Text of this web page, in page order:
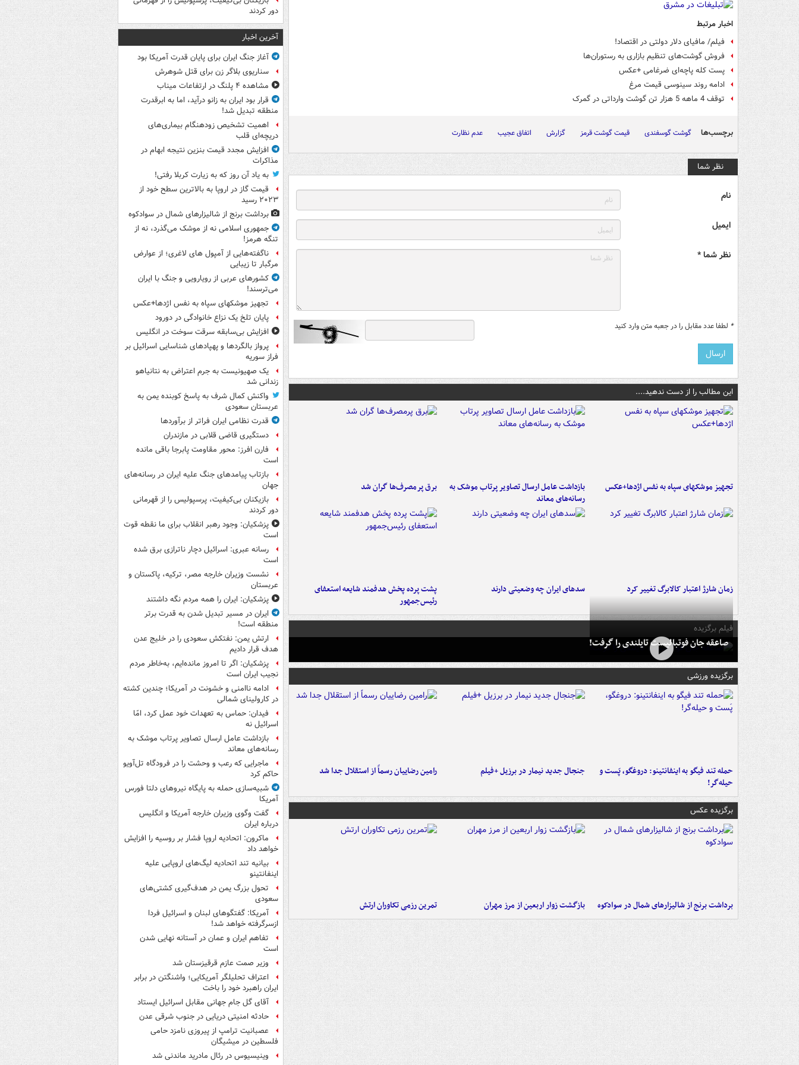
اخبار مرتبط
فیلم/ مافیای دلار دولتی در اقتصاد!
فروش گوشت‌های تنظیم بازاری به رستوران‌ها
پست کله پاچه‌ای ضرغامی +عکس
ادامه روند سینوسی قیمت مرغ
توقف 4 ماهه 5 هزار تن گوشت وارداتی در گمرک
برچسب‌ها گوشت گوسفندی قیمت گوشت قرمز گزارش اتفاق عجیب عدم نظارت
نظر شما
نام
ایمیل
نظر شما *
* لطفا عدد مقابل را در جعبه متن وارد کنید
این مطالب را از دست ندهید....
تجهیز موشکهای سپاه به نفس اژدها+عکس
بازداشت عامل ارسال تصاویر پرتاب موشک به
رسانه‌های معاند
برق پرمصرف‌ها گران شد
زمان شارژ اعتبار کالابرگ تغییر کرد سدهای ایران چه وضعیتی دارند
پشت پرده پخش هدفمند شایعه استعفای
رئیس‌جمهور
فیلم برگزیده
صاعقه جان فوتبالیست تایلندی را گرفت!
برگزیده ورزشی
حمله تند فیگو به اینفانتینو: دروغگو، پَست‌ و
حیله‌گر!
جنجال جدید نیمار در برزیل +فیلم رامین رضاییان رسماً از استقلال جدا شد
برگزیده عکس
برداشت برنج از شالیزارهای شمال در سوادکوه بازگشت زوار اربعین از مرز مهران تمرین رزمی تکاوران ارتش
دور کردند
آخرین اخبار
آغاز جنگ ایران برای پایان قدرت آمریکا بود
سناریوی بلاگر زن برای قتل شوهرش
مشاهده ۴ پلنگ در ارتفاعات میناب
قرار بود ایران به زانو درآید، اما به ابرقدرت
منطقه تبدیل شد!
اهمیت تشخیص زودهنگام بیماری‌های
دریچه‌ای قلب
افزایش مجدد قیمت بنزین نتیجه ابهام در
مذاکرات
به یاد آن روز که به زیارت کربلا رفتی!
قیمت گاز در اروپا به بالاترین سطح خود از
۲۰۲۳ رسید
برداشت برنج از شالیزارهای شمال در سوادکوه
جمهوری اسلامی نه از موشک می‌گذرد، نه از
تنگه هرمز!
ناگفته‌هایی از آمپول های لاغری؛ از عوارض
مرگبار تا زیبایی
کشورهای عربی از رویارویی و جنگ با ایران
می‌ترسند!
تجهیز موشکهای سپاه به نفس اژدها+عکس
پایان تلخ یک نزاع خانوادگی در دورود
افزایش بی‌سابقه سرقت سوخت در انگلیس
پرواز بالگردها و پهپادهای شناسایی اسرائیل بر
فراز سوریه
یک صهیونیست به جرم اعتراض به نتانیاهو
زندانی شد
واکنش کمال شرف به پاسخ کوبنده یمن به
عربستان سعودی
قدرت نظامی ایران فراتر از برآوردها
دستگیری قاضی قلابی در مازندران
فارن افرز: محور مقاومت پابرجا باقی مانده
است
بازتاب پیامدهای جنگ علیه ایران در رسانه‌های
جهان
بازیکنان بی‌کیفیت، پرسپولیس را از قهرمانی
دور کردند
پزشکیان: وجود رهبر انقلاب برای ما نقطه قوت
است
رسانه عبری: اسرائیل دچار ناترازی برق شده
است
نشست وزیران خارجه مصر، ترکیه، پاکستان و
عربستان
پزشکیان: ایران را همه مردم نگه داشتند
ایران در مسیر تبدیل شدن به قدرت برتر
منطقه است!
ارتش یمن: نفتکش سعودی را در خلیج عدن
هدف قرار دادیم
پزشکیان: اگر تا امروز مانده‌ایم، به‌خاطر مردم
نجیب ایران است
ادامه ناامنی و خشونت در آمریکا؛ چندین کشته
در کارولینای شمالی
فیدان: حماس به تعهدات خود عمل کرد، امّا
اسرائیل نه
بازداشت عامل ارسال تصاویر پرتاب موشک به
رسانه‌های معاند
ماجرایی که رعب و وحشت را در فرودگاه تل‌آویو
حاکم کرد
شبیه‌سازی حمله به پایگاه نیروهای دلتا فورس
آمریکا
گفت وگوی وزیران خارجه آمریکا و انگلیس
درباره ایران
ماکرون: اتحادیه اروپا فشار بر روسیه را افزایش
خواهد داد
بیانیه تند اتحادیه لیگ‌های اروپایی علیه
اینفانتینو
تحول بزرگ یمن در هدف‌گیری کشتی‌های
سعودی
آمریکا: گفتگوهای لبنان و اسرائیل فردا
ازسرگرفته خواهد شد!
تفاهم ایران و عمان در آستانه نهایی شدن
است
وزیر صمت عازم قرقیزستان شد
اعتراف تحلیلگر آمریکایی؛ واشنگتن در برابر
ایران راهبرد خود را باخت
آقای گل جام جهانی مقابل اسرائیل ایستاد
حادثه امنیتی دریایی در جنوب شرقی عدن
عصبانیت ترامپ از پیروزی نامزد حامی
فلسطین در میشیگان
وینیسیوس در رئال مادرید ماندنی شد